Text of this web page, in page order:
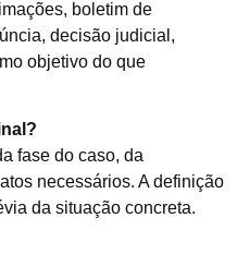
boletim de
decisão judicial,
objetivo do que
fase do caso, da
necessários. A definição
da situação concreta.